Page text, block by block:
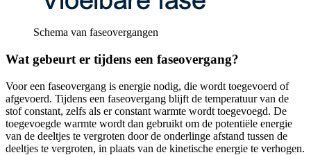
Schema van faseovergangen
Wat gebeurt er tijdens een faseovergang?
Voor een faseovergang is energie nodig, die wordt toegevoerd of
afgevoerd. Tijdens een faseovergang blijft de temperatuur van de
stof constant, zelfs als er constant warmte wordt toegevoegd. De
toegevoegde warmte wordt dan gebruikt om de potentiële energie
van de deeltjes te vergroten door de onderlinge afstand tussen de
deeltjes te vergroten, in plaats van de kinetische energie te verhogen.